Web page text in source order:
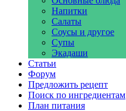
Напитки
Салаты
Соусы и другое
Супы
Экадаши
Статьи
Форум
Предложить рецепт
Поиск по ингредиентам
План питания